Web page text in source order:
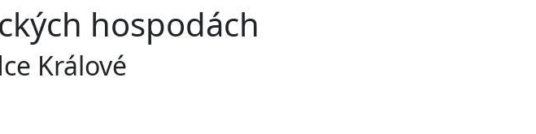
hospodách
Králové